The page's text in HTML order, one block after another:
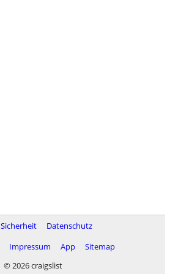
Sicherheit
Datenschutz
Impressum App
Sitemap
© 2026 craigslist